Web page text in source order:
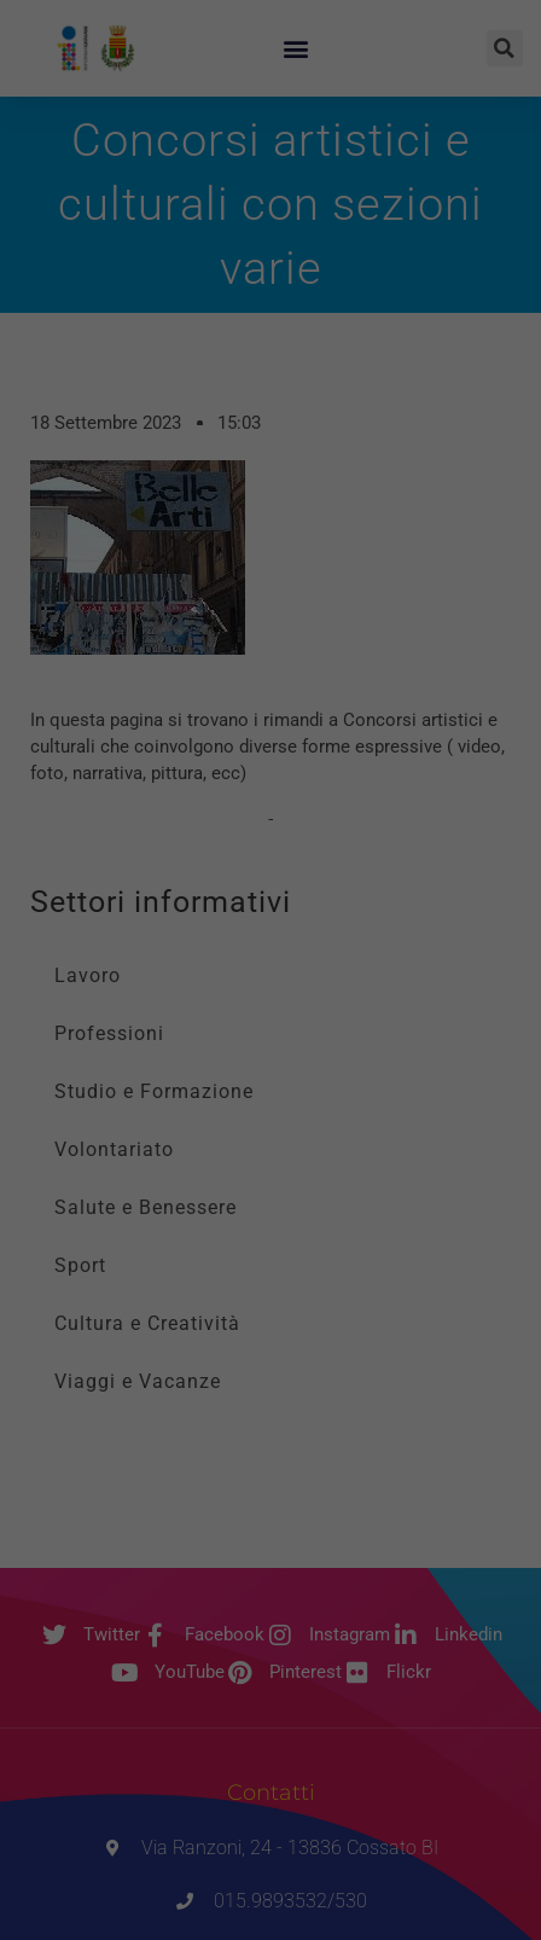
Concorsi artistici e
culturali con sezioni
varie
18 Settembre 2023 15:03
In questa pagina si trovano i rimandi a Concorsi artistici e
culturali che coinvolgono diverse forme espressive ( video,
foto, narrativa, pittura, ecc)
Settori informativi
Lavoro
Professioni
Studio e Formazione
Volontariato
Salute e Benessere
Sport
Cultura e Creatività
Viaggi e Vacanze
Twitter Facebook Instagram
Linkedin
YouTube
Pinterest Flickr
Contatti
Via Ranzoni, 24 - 13836 Cossato BI
015.9893532/530